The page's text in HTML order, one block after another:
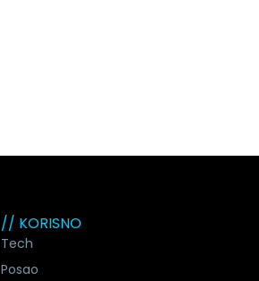
// KORISNO
Tech
Posao